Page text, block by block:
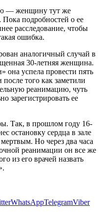
— женщину тут же
Пока подробностей о ее
расследование, чтобы
ошибка.
аналогичный случай в
30-летняя женщина.
она успела провести пять
того как заметили
реанимацию, чуть
зарегистрировать ее
Так, в прошлом году 16-
остановку сердца в зале
Но через два часа
реанимации он все же
из его врачей назвать
WhatsAppTelegramViber